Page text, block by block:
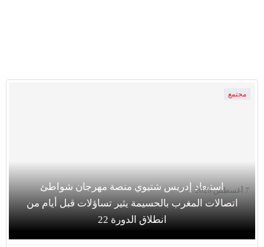
مجتمع
استبعاد إدريس شتيوي منصة مهرجان شواطئ
اتصالات المغرب بالحسيمة يثير تساؤلات قبل أيام من
انطلاق الدورة 22
7 أغسطس 2026